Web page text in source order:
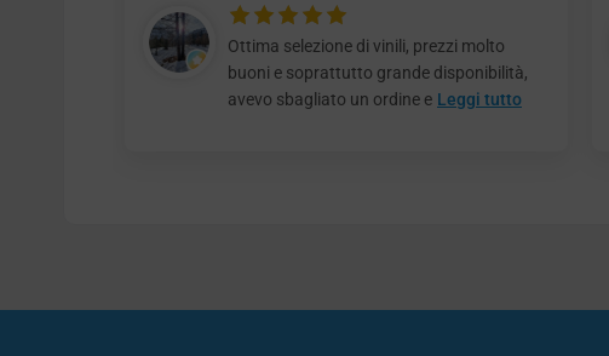
Ottima selezione di vinili, prezzi molto
buoni e soprattutto grande disponibilità,
avevo sbagliato un ordine e Leggi tutto